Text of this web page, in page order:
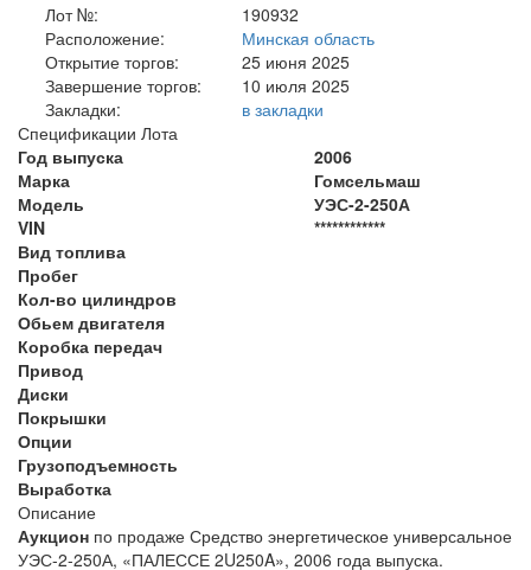
Лот №:
190932
Расположение:
Минская область
Открытие торгов:
25 июня 2025
Завершение торгов:
10 июля 2025
Закладки:
в закладки
Спецификации Лота
Год выпуска
2006
Марка
Гомсельмаш
Модель
УЭС-2-250А
VIN
************
Вид топлива
Пробег
Кол-во цилиндров
Обьем двигателя
Коробка передач
Привод
Диски
Покрышки
Опции
Грузоподъемность
Выработка
Описание
Аукцион по продаже Средство энергетическое универсальное
УЭС-2-250А, «ПАЛЕССЕ 2U250A», 2006 года выпуска.